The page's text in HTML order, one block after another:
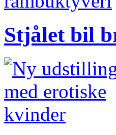
Stjålet bil